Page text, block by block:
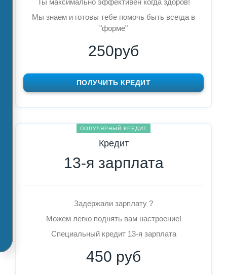
Ты максимально эффективен когда здоров!
Мы знаем и готовы тебе помочь быть всегда в
"форме"
250руб
ПОЛУЧИТЬ КРЕДИТ
ПОПУЛЯРНЫЙ КРЕДИТ
Кредит
13-я зарплата
Задержали зарплату ?
Можем легко поднять вам настроение!
Специальный кредит 13-я зарплата
450 руб